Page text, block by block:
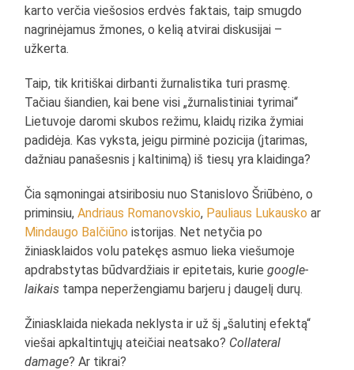
karto verčia viešosios erdvės faktais, taip smugdo
nagrinėjamus žmones, o kelią atvirai diskusijai –
užkerta.
Taip, tik kritiškai dirbanti žurnalistika turi prasmę.
Tačiau šiandien, kai bene visi „žurnalistiniai tyrimai“
Lietuvoje daromi skubos režimu, klaidų rizika žymiai
padidėja. Kas vyksta, jeigu pirminė pozicija (įtarimas,
dažniau panašesnis į kaltinimą) iš tiesų yra klaidinga?
Čia sąmoningai atsiribosiu nuo Stanislovo Šriūbėno, o
priminsiu,Andriaus Romanovskio, Pauliaus Lukausko ar
Mindaugo Balčiūno istorijas. Net netyčia po
žiniasklaidos volu patekęs asmuo lieka viešumoje
apdrabstytas būdvardžiais ir epitetais, kuriegoogle-
laikais tampa neperžengiamu barjeru į daugelį durų.
Žiniasklaida niekada neklysta ir už šį „šalutinį efektą“
viešai apkaltintųjų ateičiai neatsako? Collateral
damage? Ar tikrai?